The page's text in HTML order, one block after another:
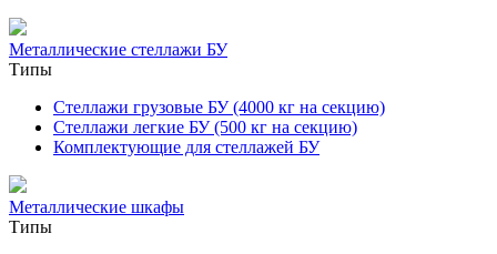
Металлические стеллажи БУ
Типы
Стеллажи грузовые БУ (4000 кг на секцию)
Стеллажи легкие БУ (500 кг на секцию)
Комплектующие для стеллажей БУ
Металлические шкафы
Типы